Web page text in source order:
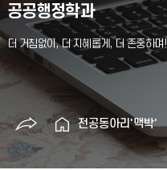
공공행정학과
전공동아리'맥박'